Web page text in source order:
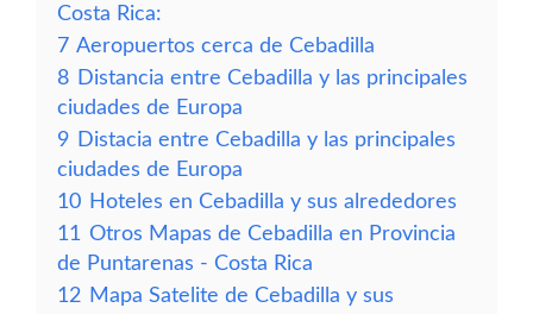
Costa Rica:
7 Aeropuertos cerca de Cebadilla
8 Distancia entre Cebadilla y las principales
ciudades de Europa
9 Distacia entre Cebadilla y las principales
ciudades de Europa
10 Hoteles en Cebadilla y sus alrededores
11 Otros Mapas de Cebadilla en Provincia
de Puntarenas - Costa Rica
12 Mapa Satelite de Cebadilla y sus